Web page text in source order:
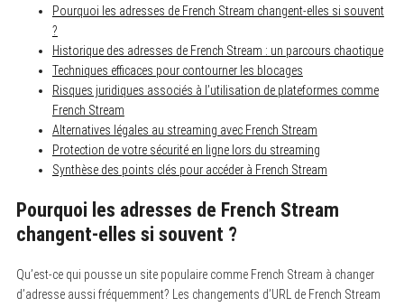
Pourquoi les adresses de French Stream changent-elles si souvent
?
Historique des adresses de French Stream : un parcours chaotique
Techniques efficaces pour contourner les blocages
Risques juridiques associés à l’utilisation de plateformes comme
French Stream
Alternatives légales au streaming avec French Stream
Protection de votre sécurité en ligne lors du streaming
Synthèse des points clés pour accéder à French Stream
Pourquoi les adresses de French Stream
changent-elles si souvent ?
Qu’est-ce qui pousse un site populaire comme French Stream à changer
d’adresse aussi fréquemment? Les changements d’URL de French Stream